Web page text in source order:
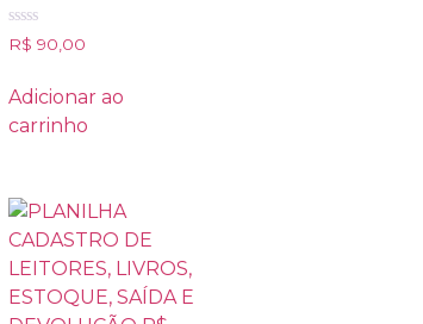
Avaliação
0
5
R$ 90,00
Adicionar ao
carrinho